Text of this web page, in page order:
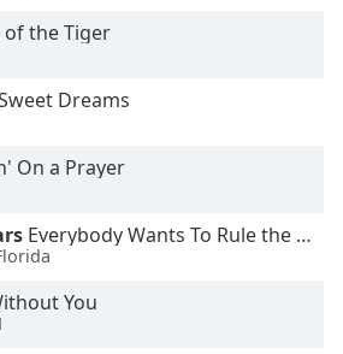
of the Tiger
Dreams
On a Prayer
Everybody Wants To Rule the World
You